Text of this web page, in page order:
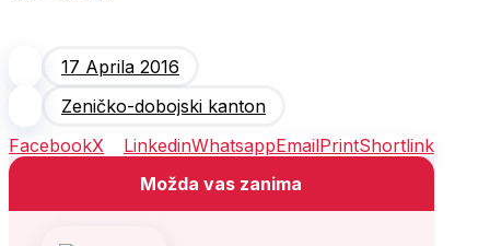
17 Aprila 2016
Zeničko-dobojski kanton
FacebookX LinkedinWhatsappEmailPrintShortlink
Možda vas zanima